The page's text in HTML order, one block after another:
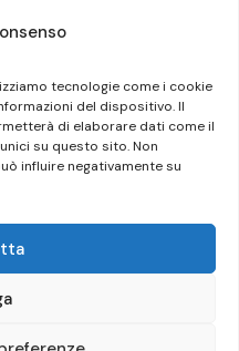
tecnologie come i cookie
del dispositivo. Il
di elaborare dati come il
su questo sito. Non
influire negativamente su